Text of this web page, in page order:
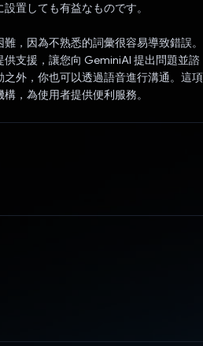
置しても有益なものです。
，因為不熟悉的詞彙很容易導致錯誤。
支援，讓您向 GeminiAI 提出問題並諮
外，你也可以透過語音進行溝通。這項
，為使用者提供便利服務。